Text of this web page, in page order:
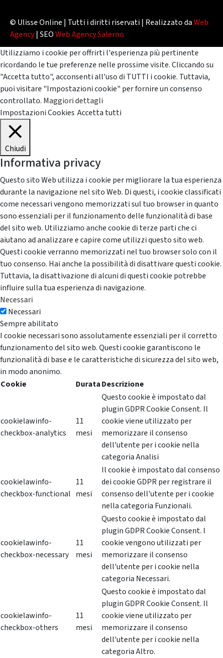
© Ulisse Online | Tutti i diritti riservati | Realizzato daWeb
Agency| SEOWeb Agency Salerno
Utilizziamo i cookie per offrirti l'esperienza più pertinente
ricordando le tue preferenze nelle prossime visite. Cliccando su
"Accetta tutto", acconsenti all'uso di TUTTI i cookie. Tuttavia,
puoi visitare "Impostazioni cookie" per fornire un consenso
controllato. Maggiori dettagli
Impostazioni Cookies Accetta tutti
Chiudi
Informativa privacy
Questo sito Web utilizza i cookie per migliorare la tua esperienza
durante la navigazione nel sito Web. Di questi, i cookie classificati
come necessari vengono memorizzati sul tuo browser in quanto
sono essenziali per il funzionamento delle funzionalità di base
del sito web. Utilizziamo anche cookie di terze parti che ci
aiutano ad analizzare e capire come utilizzi questo sito web.
Questi cookie verranno memorizzati nel tuo browser solo con il
tuo consenso. Hai anche la possibilità di disattivare questi cookie.
Tuttavia, la disattivazione di alcuni di questi cookie potrebbe
influire sulla tua esperienza di navigazione.
Necessari
Necessari
Sempre abilitato
I cookie necessari sono assolutamente essenziali per il corretto
funzionamento del sito web. Questi cookie garantiscono le
funzionalità di base e le caratteristiche di sicurezza del sito web,
in modo anonimo.
Cookie
DurataDescrizione
cookielawinfo-
checkbox-analytics
11
mesi
Questo cookie è impostato dal
plugin GDPR Cookie Consent. Il
cookie viene utilizzato per
memorizzare il consenso
dell'utente per i cookie nella
categoria Analisi
cookielawinfo-
checkbox-functional
11
mesi
Il cookie è impostato dal consenso
dei cookie GDPR per registrare il
consenso dell'utente per i cookie
nella categoria Funzionali.
cookielawinfo-
checkbox-necessary
11
mesi
Questo cookie è impostato dal
plugin GDPR Cookie Consent. I
cookie vengono utilizzati per
memorizzare il consenso
dell'utente per i cookie nella
categoria Necessari.
cookielawinfo-
checkbox-others
11
mesi
Questo cookie è impostato dal
plugin GDPR Cookie Consent. Il
cookie viene utilizzato per
memorizzare il consenso
dell'utente per i cookie nella
categoria Altro.